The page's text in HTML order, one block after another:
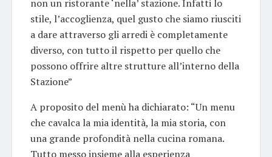
non un ristorante ‘nella’ stazione. Infatti lo
stile, l’accoglienza, quel gusto che siamo riusciti
a dare attraverso gli arredi è completamente
diverso, con tutto il rispetto per quello che
possono offrire altre strutture all’interno della
Stazione”
A proposito del menù ha dichiarato: “Un menu
che cavalca la mia identità, la mia storia, con
una grande profondità nella cucina romana.
Tutto messo insieme alla esperienza